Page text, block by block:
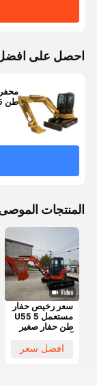
احصل على
طن 3.5 طن الحفرة المصغرة يد ثانية
المنتجات الموصى
سعر رخيص حفار
مستعمل U55 5
طن حفار صغير
جديدة للبيع
افضل سعر